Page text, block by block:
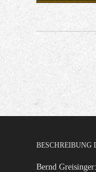
BESCHREIBUNG
Bernd